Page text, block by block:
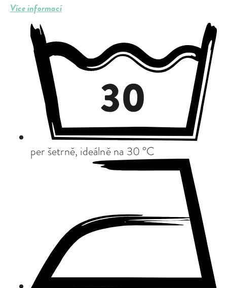
Více informací
per šetrně, ideálně na 30 °C